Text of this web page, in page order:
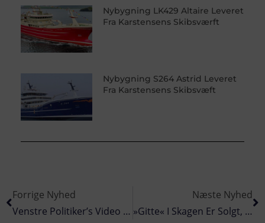
Nybygning LK429 Altaire Leveret
Fra Karstensens Skibsværft
Nybygning S264 Astrid Leveret
Fra Karstensens Skibsvæft
Forrige Nyhed
Venstre Politiker’s Video Taget Af Facebook Hvor Trawlfiskeriet Omtales Positivt
Næste Nyhed
»Gitte« I Skagen Er Solgt, Ny Afløser Kommer Fra Skotland